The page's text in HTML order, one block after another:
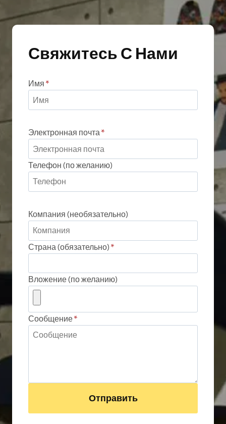
выбрать
на
товара
Свяжитесь С Нами
Имя *
Электронная почта*
Телефон (по желанию)
Компания (необязательно)
Страна (обязательно) *
Вложение (по желанию)
Сообщение*
Отправить